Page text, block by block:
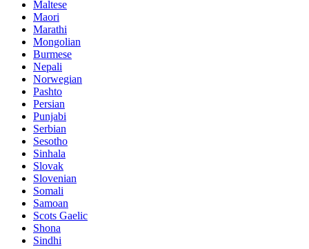
Maltese
Maori
Marathi
Mongolian
Burmese
Nepali
Norwegian
Pashto
Persian
Punjabi
Serbian
Sesotho
Sinhala
Slovak
Slovenian
Somali
Samoan
Scots Gaelic
Shona
Sindhi